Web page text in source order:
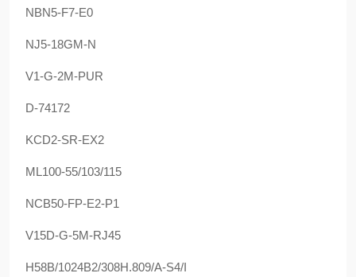
NBN5-F7-E0
NJ5-18GM-N
V1-G-2M-PUR
D-74172
KCD2-SR-EX2
ML100-55/103/115
NCB50-FP-E2-P1
V15D-G-5M-RJ45
H58B/1024B2/308H.809/A-S4/I